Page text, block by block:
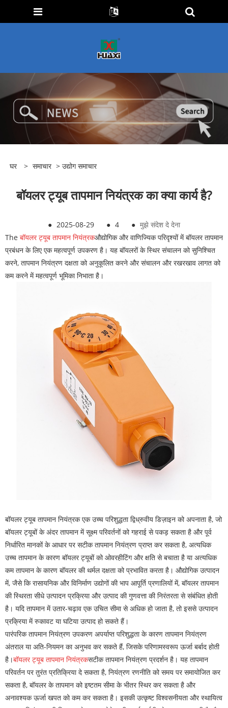
घर > समाचार > उद्योग समाचार
बॉयलर ट्यूब तापमान नियंत्रक का क्या कार्य है?
● 2025-08-29 ● 4 ● मुझे संदेश दे देना
The बॉयलर ट्यूब तापमान नियंत्रकऔद्योगिक और वाणिज्यिक परिदृश्यों में बॉयलर तापमान
प्रबंधन के लिए एक महत्वपूर्ण उपकरण है। यह बॉयलरों के स्थिर संचालन को सुनिश्चित
करने, तापमान नियंत्रण दक्षता को अनुकूलित करने और संचालन और रखरखाव लागत को
कम करने में महत्वपूर्ण भूमिका निभाता है।
बॉयलर ट्यूब तापमान नियंत्रक एक उच्च परिशुद्धता द्विध्रुवीय डिज़ाइन को अपनाता है, जो
बॉयलर ट्यूबों के अंदर तापमान में सूक्ष्म परिवर्तनों को गहराई से पकड़ सकता है और पूर्व
निर्धारित मानकों के आधार पर सटीक तापमान नियंत्रण प्राप्त कर सकता है, अत्यधिक
उच्च तापमान के कारण बॉयलर ट्यूबों को ओवरहीटिंग और क्षति से बचाता है या अत्यधिक
कम तापमान के कारण बॉयलर की थर्मल दक्षता को प्रभावित करता है। औद्योगिक उत्पादन
में, जैसे कि रासायनिक और विनिर्माण उद्योगों की भाप आपूर्ति प्रणालियों में, बॉयलर तापमान
की स्थिरता सीधे उत्पादन प्रक्रिया और उत्पाद की गुणवत्ता की निरंतरता से संबंधित होती
है। यदि तापमान में उतार-चढ़ाव एक उचित सीमा से अधिक हो जाता है, तो इससे उत्पादन
प्रक्रिया में रुकावट या घटिया उत्पाद हो सकते हैं।
पारंपरिक तापमान नियंत्रण उपकरण अपर्याप्त परिशुद्धता के कारण तापमान नियंत्रण
अंतराल या अति-नियमन का अनुभव कर सकते हैं, जिसके परिणामस्वरूप ऊर्जा बर्बाद होती
है।बॉयलर ट्यूब तापमान नियंत्रकसटीक तापमान नियंत्रण प्रदर्शन है। यह तापमान
परिवर्तन पर तुरंत प्रतिक्रिया दे सकता है, नियंत्रण रणनीति को समय पर समायोजित कर
सकता है, बॉयलर के तापमान को इष्टतम सीमा के भीतर स्थिर कर सकता है और
अनावश्यक ऊर्जा खपत को कम कर सकता है। इसकी उत्कृष्ट विश्वसनीयता और स्थायित्व